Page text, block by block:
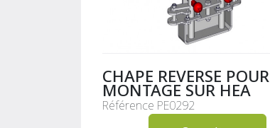
CHAPE REVERSE POUR
MONTAGE SUR HEA
Référence PE0292